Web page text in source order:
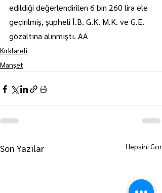
edildiği değerlendirilen 6 bin 260 lira ele
geçirilmiş, şüpheli İ.B. G.K. M.K. ve G.E.
gözaltına alınmıştı. AA
Kırklareli
Manşet
Son Yazılar Hepsini Gör